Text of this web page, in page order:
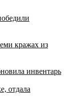
кражах из
инвентарь
отдала